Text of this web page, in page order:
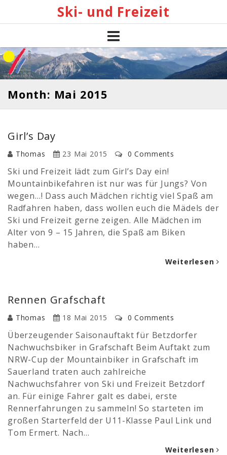
Ski- und Freizeit
Month: Mai 2015
Girl’s Day
Thomas 23 Mai 2015 0 Comments
Ski und Freizeit lädt zum Girl’s Day ein!
Mountainbikefahren ist nur was für Jungs? Von
wegen…! Dass auch Mädchen richtig viel Spaß am
Radfahren haben, dass wollen euch die Mädels der
Ski und Freizeit gerne zeigen. Alle Mädchen im
Alter von 9 – 15 Jahren, die Spaß am Biken
haben…
Weiterlesen
Rennen Grafschaft
Thomas 18 Mai 2015 0 Comments
Überzeugender Saisonauftakt für Betzdorfer
Nachwuchsbiker in Grafschaft Beim Auftakt zum
NRW-Cup der Mountainbiker in Grafschaft im
Sauerland traten auch zahlreiche
Nachwuchsfahrer von Ski und Freizeit Betzdorf
an. Für einige Fahrer galt es dabei, erste
Rennerfahrungen zu sammeln! So starteten im
großen Starterfeld der U11-Klasse Paul Link und
Tom Ermert. Nach…
Weiterlesen